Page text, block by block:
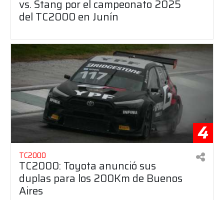
vs. Stang por el campeonato 2025
del TC2000 en Junín
4
TC2000
TC2000: Toyota anunció sus
duplas para los 200Km de Buenos
Aires